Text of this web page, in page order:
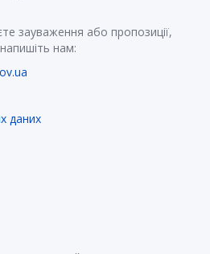
зауваження або пропозиції,
нам:
даних